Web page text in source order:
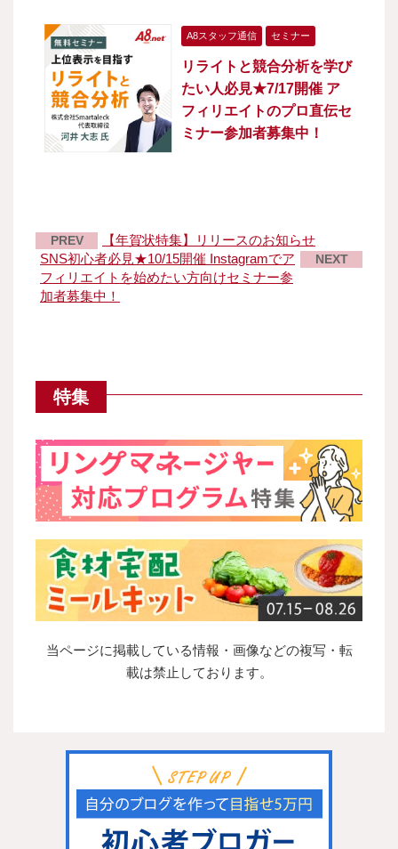
A8スタッフ通信 セミナー
リライトと競合分析を学び
たい人必見★7/17開催 ア
フィリエイトのプロ直伝セ
ミナー参加者募集中！
PREV
【年賀状特集】リリースのお知らせ
SNS初心者必見★10/15開催 Instagramでア
フィリエイトを始めたい方向けセミナー参
加者募集中！
NEXT
特集
当ページに掲載している情報・画像などの複写・転
載は禁止しております。